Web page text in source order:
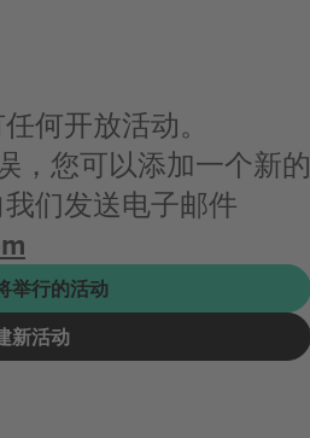
何开放活动。
，您可以添加一个新的
们发送电子邮件
举行的活动
新活动